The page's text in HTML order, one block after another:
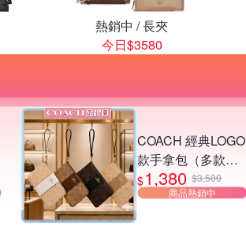
熱銷中 / 長夾
今日$3580
COACH 經典LOGO
款手拿包（多款任
選）
$1,380 $3,500
商品熱銷中